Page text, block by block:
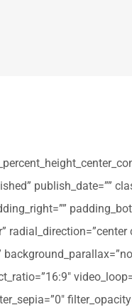
publish_date=””
radial_direction=”center